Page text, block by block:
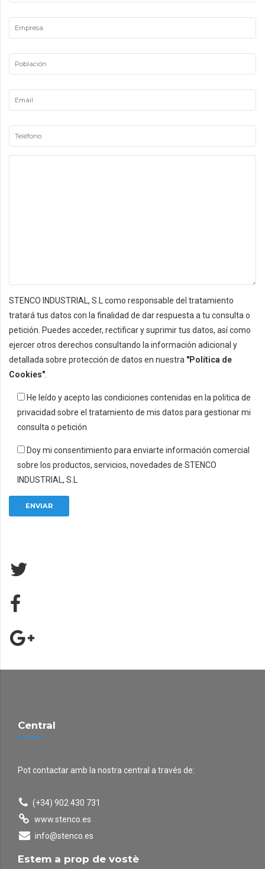
STENCO INDUSTRIAL, S.L como responsable del tratamiento
tratará tus datos con la finalidad de dar respuesta a tu consulta o
petición. Puedes acceder, rectificar y suprimir tus datos, así como
ejercer otros derechos consultando la información adicional y
detallada sobre protección de datos en nuestra "Política de
Cookies"
He leído y acepto las condiciones contenidas en la politica de
privacidad sobre el tratamiento de mis datos para gestionar mi
consulta o petición
Doy mi consentimiento para enviarte información comercial
sobre los productos, servicios, novedades de STENCO
INDUSTRIAL, S.L
Central
Pot contactar amb la nostra central a través de:
(+34) 902 430 731
www.stenco.es
info@stenco.es
Estem a prop de vostè